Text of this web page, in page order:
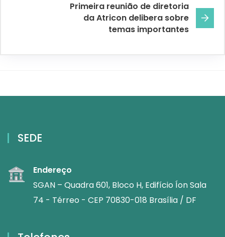
Primeira reunião de diretoria
da Atricon delibera sobre
temas importantes
SEDE
Endereço
SGAN – Quadra 601, Bloco H, Edifício Íon Sala
74 - Térreo - CEP 70830-018 Brasília / DF